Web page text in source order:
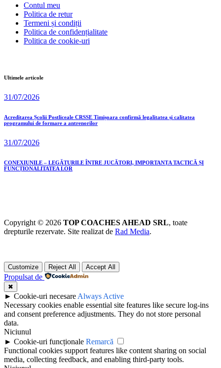
Contul meu
Politica de retur
Termeni și condiții
Politica de confidențialitate
Politica de cookie-uri
Ultimele articole
31/07/2026
Acreditarea Școlii Postliceale CRSSE Timișoara confirmă legalitatea și calitatea
programului de formare a antrenorilor
31/07/2026
CONEXIUNILE – LEGĂTURILE ÎNTRE JUCĂTORI, IMPORTANȚA TACTICĂ ȘI
FUNCȚIONALITATEA LOR
Copyright © 2026 TOP COACHES AHEAD SRL, toate
drepturile rezervate. Site realizat de Rad Media.
Customize Reject All Accept All
Propulsat de
✖
► Cookie-uri necesare Always Active
Necessary cookies enable essential site features like secure log-ins
and consent preference adjustments. They do not store personal
data.
Niciunul
► Cookie-uri funcționale Remarcă
Functional cookies support features like content sharing on social
media, collecting feedback, and enabling third-party tools.